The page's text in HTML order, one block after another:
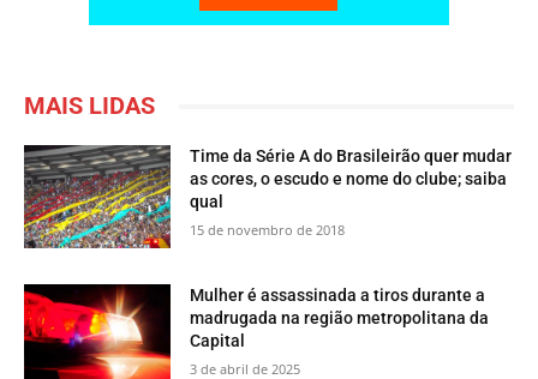
MAIS LIDAS
Time da Série A do Brasileirão quer mudar
as cores, o escudo e nome do clube; saiba
qual
15 de novembro de 2018
Mulher é assassinada a tiros durante a
madrugada na região metropolitana da
Capital
3 de abril de 2025